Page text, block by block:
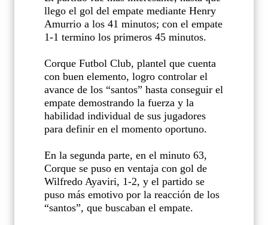
llego el gol del empate mediante Henry
Amurrio a los 41 minutos; con el empate
1-1 termino los primeros 45 minutos.
Corque Futbol Club, plantel que cuenta
con buen elemento, logro controlar el
avance de los “santos” hasta conseguir el
empate demostrando la fuerza y la
habilidad individual de sus jugadores
para definir en el momento oportuno.
En la segunda parte, en el minuto 63,
Corque se puso en ventaja con gol de
Wilfredo Ayaviri, 1-2, y el partido se
puso más emotivo por la reacción de los
“santos”, que buscaban el empate.